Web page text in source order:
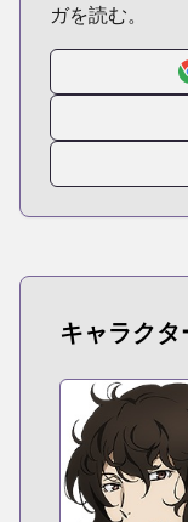
ガを読む。
キャラクタ